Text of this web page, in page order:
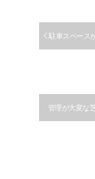
駐車スペース
管理が大変な